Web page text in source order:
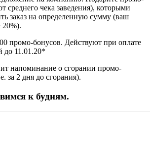
среднего чека заведения), которыми
заказ на определенную сумму (ваш
20%).
промо-бонусов. Действуют при оплате
до 11.01.20*
напоминание о сгорании промо-
за 2 дня до сгорания).
к будням.